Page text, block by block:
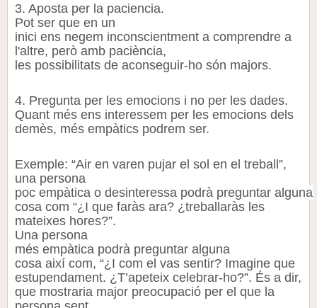
3. Aposta per la paciencia.
Pot ser que en un
inici ens negem inconscientment a comprendre a
l'altre, però amb paciència,
les possibilitats de aconseguir-ho són majors.
4. Pregunta per les emocions i no per les dades.
Quant més ens interessem per les emocions dels
demès, més empàtics podrem ser.
Exemple: “Air en varen pujar el sol en el treball”,
una persona
poc empàtica o desinteressa podrà preguntar alguna
cosa com “¿I que faràs ara? ¿treballaràs les
mateixes hores?”.
Una persona
més empàtica podrà preguntar alguna
cosa així com, “¿I com el vas sentir? Imagine que
estupendament. ¿T’apeteix celebrar-ho?”. És a dir,
que mostraria major preocupació per el que la